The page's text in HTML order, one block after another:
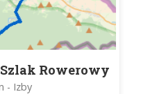
Rowerowy
- Izby